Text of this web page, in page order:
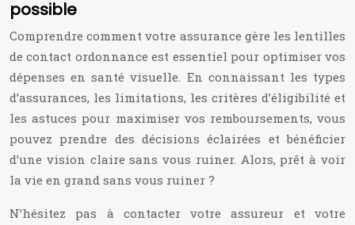
possible
Comprendre comment votre assurance gère les lentilles
de contact ordonnance est essentiel pour optimiser vos
dépenses en santé visuelle. En connaissant les types
d’assurances, les limitations, les critères d’éligibilité et
les astuces pour maximiser vos remboursements, vous
pouvez prendre des décisions éclairées et bénéficier
d’une vision claire sans vous ruiner. Alors, prêt à voir
la vie en grand sans vous ruiner ?
N’hésitez pas à contacter votre assureur et votre